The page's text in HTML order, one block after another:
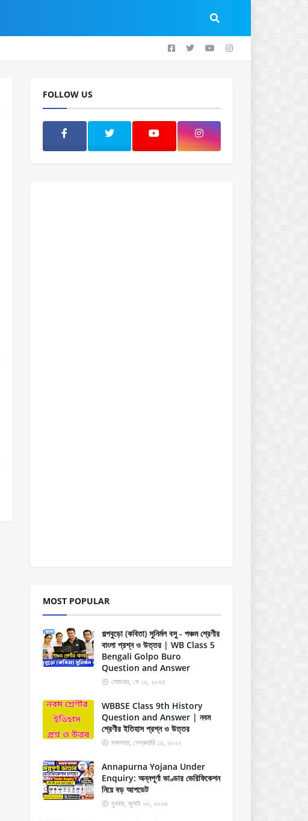
FOLLOW US
MOST POPULAR
গল্পবুড়ো (কবিতা) সুনির্মল বসু - পঞ্চম শ্রেণীর
বাংলা প্রশ্ন ও উত্তর | WB Class 5
Bengali Golpo Buro
Question and Answer
সোমবার, মে ১২, ২০২৫
WBBSE Class 9th History
Question and Answer | নবম
শ্রেণীর ইতিহাস প্রশ্ন ও উত্তর
মঙ্গলবার, ফেব্রুয়ারি ১৫, ২০২২
Annapurna Yojana Under
Enquiry: অন্নপূর্ণা ভাণ্ডার ভেরিফিকেশন
নিয়ে বড় আপডেট
বুধবার, জুলাই ০৮, ২০২৬